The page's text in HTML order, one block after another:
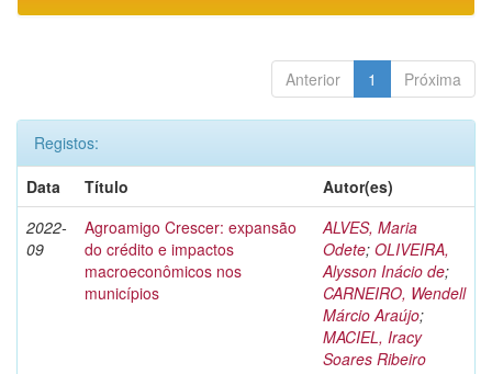
Anterior 1 Próxima
Registos:
Data
Título
Autor(es)
2022-
09
Agroamigo Crescer: expansão
do crédito e impactos
macroeconômicos nos
municípios
ALVES, Maria
Odete; OLIVEIRA,
Alysson Inácio de;
CARNEIRO, Wendell
Márcio Araújo;
MACIEL, Iracy
Soares Ribeiro